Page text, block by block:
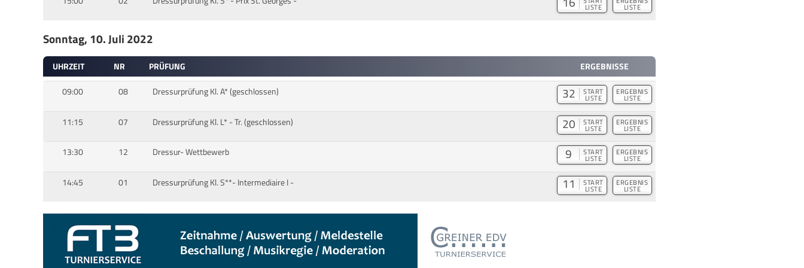
LISTE LISTE
Sonntag, 10. Juli 2022
UHRZEIT NR PRÜFUNG
ERGEBNISSE
09:00
08 Dressurprüfung Kl. A* (geschlossen) 32 START
LISTE
ERGEBNIS
LISTE
11:15 07 Dressurprüfung Kl. L* - Tr. (geschlossen) 20 START
LISTE
ERGEBNIS
LISTE
13:30 12 Dressur- Wettbewerb 9 START
LISTE
ERGEBNIS
LISTE
14:45 01 Dressurprüfung Kl. S**- Intermediaire I - 11 START
LISTE
ERGEBNIS
LISTE